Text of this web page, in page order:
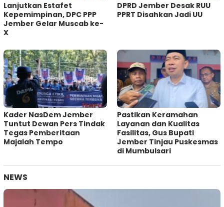
Lanjutkan Estafet
Kepemimpinan, DPC PPP
Jember Gelar Muscab ke-
X
DPRD Jember Desak RUU
PPRT Disahkan Jadi UU
Kader NasDem Jember
Tuntut Dewan Pers Tindak
Tegas Pemberitaan
Majalah Tempo
Pastikan Keramahan
Layanan dan Kualitas
Fasilitas, Gus Bupati
Jember Tinjau Puskesmas
di Mumbulsari
NEWS